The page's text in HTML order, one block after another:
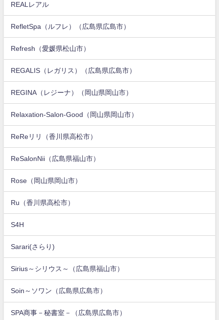
REALレアル
RefletSpa（ルフレ）（広島県広島市）
Refresh（愛媛県松山市）
REGALIS（レガリス）（広島県広島市）
REGINA（レジーナ）（岡山県岡山市）
Relaxation-Salon-Good（岡山県岡山市）
ReReリリ（香川県高松市）
ReSalonNii（広島県福山市）
Rose（岡山県岡山市）
Ru（香川県高松市）
S4H
Sarari(さらり)
Sirius～シリウス～（広島県福山市）
Soin～ソワン（広島県広島市）
SPA商事－秘書室－（広島県広島市）